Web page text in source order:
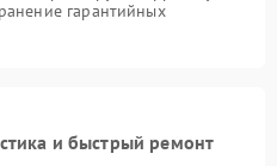
гарантийных
и быстрый ремонт